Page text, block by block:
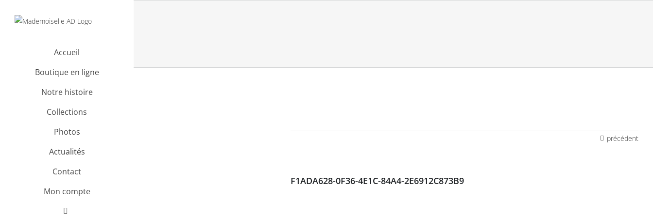
Accueil
Boutique en ligne
Notre histoire
Collections
Photos
Actualités
Contact
Mon compte
précédent
F1ADA628-0F36-4E1C-84A4-2E6912C873B9